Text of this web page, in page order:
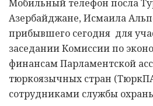
Мобильный телефон посла
Азербайджане, Исмаила
прибывшего сегодня для
заседании Комиссии по
финансам Парламентской
тюркоязычных стран
сотрудниками службы